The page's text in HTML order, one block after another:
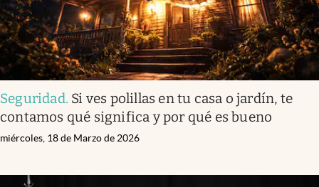
Seguridad. Si ves polillas en tu casa o jardín, te
contamos qué significa y por qué es bueno
miércoles, 18 de Marzo de 2026